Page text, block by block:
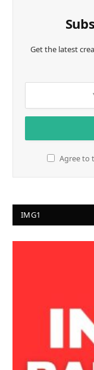
Get the latest
Agree to
IMG1